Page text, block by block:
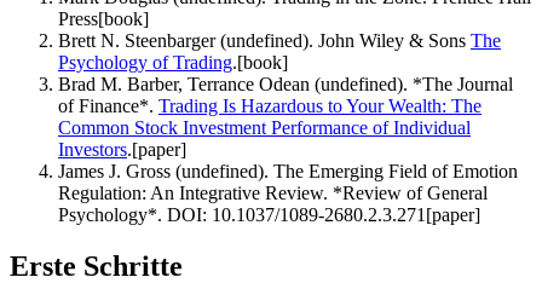
Press[book]
Brett N. Steenbarger (undefined). John Wiley & Sons The
Psychology of Trading.[book]
Brad M. Barber, Terrance Odean (undefined). *The Journal
of Finance*. Trading Is Hazardous to Your Wealth: The
Common Stock Investment Performance of Individual
Investors.[paper]
James J. Gross (undefined). The Emerging Field of Emotion
Regulation: An Integrative Review. *Review of General
Psychology*. DOI: 10.1037/1089-2680.2.3.271 [paper]
Erste Schritte